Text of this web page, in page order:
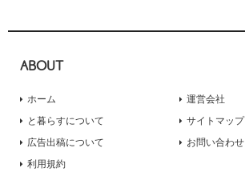
ABOUT
ホーム
と暮らすについて
広告出稿について
運営会社
サイトマップ
お問い合わせ
利用規約